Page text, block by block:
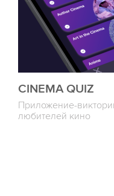
CINEMA QUIZ
Приложение-
любителей кино